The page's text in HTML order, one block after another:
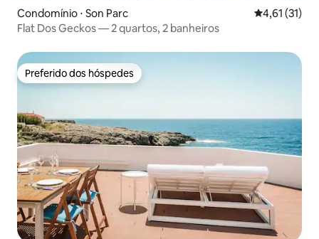
Condomínio ⋅ Son Parc 4,61 de uma
4,61 (31)
Flat Dos Geckos — 2 quartos, 2 banheiros
Preferido dos hóspedes
Preferido dos hóspedes